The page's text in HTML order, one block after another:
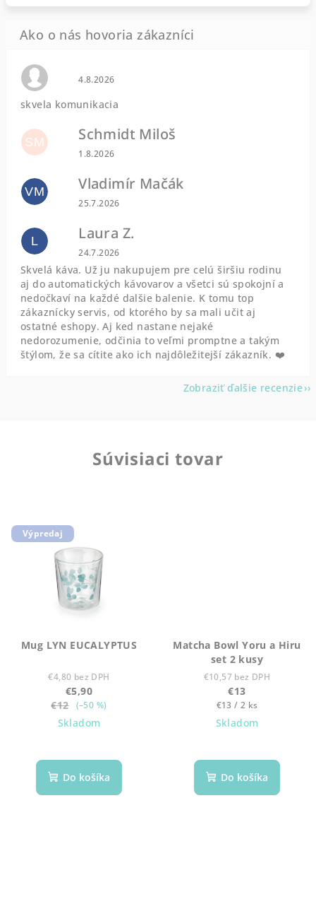
Hodnotenie obchodu je 0 z 5 hviezdičiek.
4.8.2026
skvela komunikacia
SM Schmidt Miloš
Hodnotenie obchodu je 5 z 5 hviezdičiek.
1.8.2026
VM Vladimír Mačák
Hodnotenie obchodu je 5 z 5 hviezdičiek.
25.7.2026
L Laura Z.
Hodnotenie obchodu je 5 z 5 hviezdičiek.
24.7.2026
Skvelá káva. Už ju nakupujem pre celú širšiu rodinu
aj do automatických kávovarov a všetci sú spokojní a
nedočkaví na každé dalšie balenie. K tomu top
zákaznícky servis, od ktorého by sa mali učit aj
ostatné eshopy. Aj ked nastane nejaké
nedorozumenie, odčinia to veľmi promptne a takým
štýlom, že sa cítite ako ich najdôležitejší zákazník. ❤️
Zobraziť ďalšie recenzie
Súvisiaci tovar
Výpredaj
Mug LYN EUCALYPTUS
€4,80 bez DPH
€5,90
€12
(–50 %)
Skladom
Do košíka
Matcha Bowl Yoru a Hiru
set 2 kusy
€10,57 bez DPH
€13
Jednotková
cena:
€13 / 2 ks
Skladom
Do košíka